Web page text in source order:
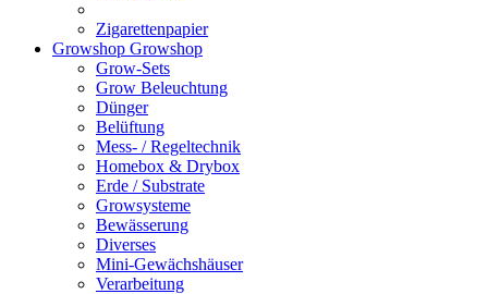
Zigarettenpapier
Growshop Growshop
Grow-Sets
Grow Beleuchtung
Dünger
Belüftung
Mess- / Regeltechnik
Homebox & Drybox
Erde / Substrate
Growsysteme
Bewässerung
Diverses
Mini-Gewächshäuser
Verarbeitung